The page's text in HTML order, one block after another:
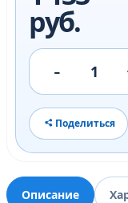
руб.
- 1
Поделиться
Описание